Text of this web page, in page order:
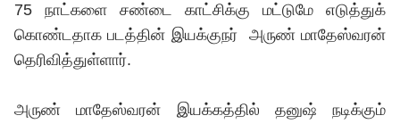
75 நாட்களை சண்டை காட்சிக்கு மட்டுமே எடுத்துக்
கொண்டதாக படத்தின் இயக்குநர் அருண் மாதேஸ்வரன்
தெரிவித்துள்ளார்.
அருண் மாதேஸ்வரன் இயக்கத்தில் தனுஷ் நடிக்கும்